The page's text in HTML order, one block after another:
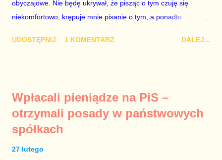
Dudy, obowiązkiem każdego przyzwoitego człowieka i
szanującego podstawowe reguły demokraty jest takie
obyczajowe. Nie będę ukrywał, że pisząc o tym czuję się
niekomfortowo, krępuje mnie pisanie o tym, a ponadto
rozumie, wiedzy i zdrowym rozsądku, powinna od kwestii
o seksaferze z udziałem prominentnego polityka partii
rządzącej i – przynajmniej formalnie – drugiej osoby w
państwie, sprawy prywatne nie tylko stają się publiczne, ale też
całego państwa. Zastrzeżenie „jeśli są prawdziwe” jest
UDOSTĘPNIJ 1 KOMENTARZ DALEJ...
Wpłacali pieniądze na PiS –
otrzymali posady w państwowych
spółkach
27 lutego